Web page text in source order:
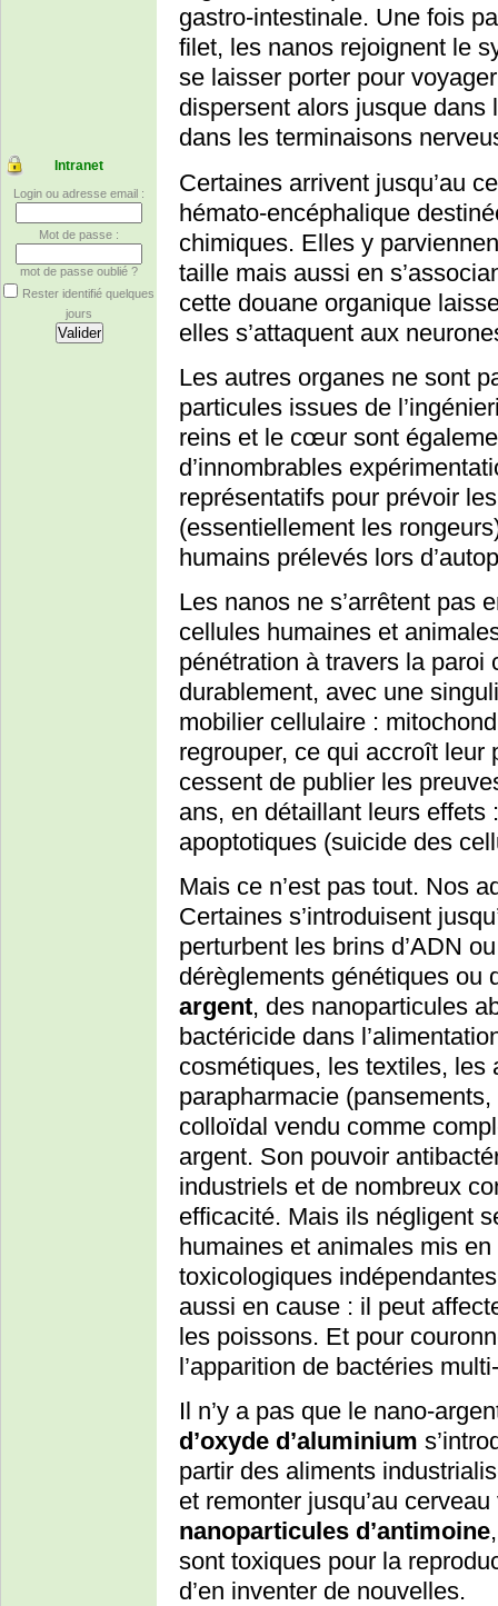
Intranet
Login ou adresse email :
Mot de passe :
mot de passe oublié ?
Rester identifié quelques
jours
gastro-intestinale. Une fois
filet, les nanos rejoignent le
se laisser porter pour
dispersent alors jusque
dans les terminaisons
Certaines arrivent jusqu’au
hémato-encéphalique
chimiques. Elles y
taille mais aussi en
cette douane organique
elles s’attaquent aux
Les autres organes ne sont
particules issues de
reins et le cœur sont
d’innombrables
représentatifs pour prévoir
(essentiellement les
humains prélevés lors
Les nanos ne s’arrêtent pas
cellules humaines et
pénétration à travers la paroi
durablement, avec une
mobilier cellulaire :
regrouper, ce qui accroît
cessent de publier les
ans, en détaillant leurs
apoptotiques (suicide des
Mais ce n’est pas tout. Nos
Certaines s’introduisent
perturbent les brins d’ADN
dérèglements génétiques ou
argent, des nanoparticules
bactéricide dans
cosmétiques, les textiles, les
parapharmacie
colloïdal vendu comme
argent. Son pouvoir
industriels et de nombreux
efficacité. Mais ils négligent
humaines et animales mis
toxicologiques
aussi en cause : il peut
les poissons. Et pour
l’apparition de bactéries
Il n’y a pas que le nano-
d’oxyde d’aluminium
partir des aliments
et remonter jusqu’au
nanoparticules d’antimoine
sont toxiques pour la
d’en inventer de nouvelles.